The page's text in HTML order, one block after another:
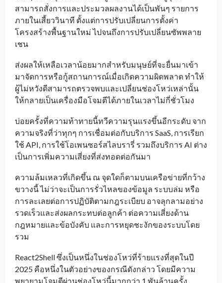
สามารถสั่งการและประมวลผลงานได้เป็นพันๆ รายการ
ภายในเสี้ยววินาที ตั้งแต่การปรับเปลี่ยนการตั้งค่า
โครงสร้างพื้นฐานใหม่ ไปจนถึงการปรับเปลี่ยนซัพพลาย
เชน
ส่งผลให้เหลือเวลาน้อยมากสำหรับมนุษย์ที่จะยื่นมาเข้า
มาจัดการหรือกู้สถานการณ์เมื่อเกิดความผิดพลาด ทำให้
ผู้ไม่หวังดีสามารถตรวจพบและเปลี่ยนช่องโหว่เหล่านั้น
ให้กลายเป็นเครื่องมือโจมตีได้ภายในเวลาไม่กี่ชั่วโมง
บ่อยครั้งที่ความท้าทายนี้ทวีความรุนแรงขึ้นอีกระดับ จาก
ความจริงที่ว่าทุกๆ การเชื่อมต่อกับบริการ SaaS, การเรียก
ใช้ API, การใช้โอเพนซอร์สไลบรารี่ รวมถึงบริการ AI ต่าง
เป็นการเพิ่มความเสี่ยงที่ส่งทอดต่อกันมา
ความล้มเหลวที่เกิดขึ้น ณ จุดใดก็ตามบนเครือข่ายที่กว้าง
ขวางนี้ ไม่ว่าจะเป็นการรั่วไหลของข้อมูล ระบบล่ม หรือ
การละเลยต่อการปฏิบัติตามกฎระเบียบ อาจลุกลามอย่าง
รวดเร็วและส่งผลกระทบต่อลูกค้า ต่อความเสี่ยงด้าน
กฎหมายและข้อบังคับ และการหยุดชะงักของระบบโดย
รวม
React2Shell ซึ่งเป็นหนึ่งในช่องโหว่ที่ร้ายแรงที่สุดในปี
2025 คือหนึ่งในตัวอย่างของกรณีดังกล่าว โดยมีความ
พยายามโจมตีผ่านช่องโหว่นี้มากกว่า 1 พันล้านครั้ง